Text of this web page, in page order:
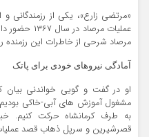
«مرتضی زارع»، یکی از
عملیات
مرصاد شرحی از خاطرات این رزمنده
آمادگی نیروهای خودی برای پاتک
او در گفت و گویی خواندنی بیان
مشغول آموزش های آبی-خاکی بودیم
به طرف کرمانشاه حرکت کنیم.
قصرشیرین و سرپل ذهاب قصد